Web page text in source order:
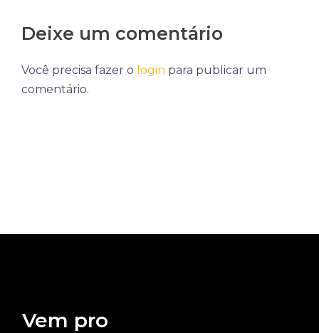
Deixe um comentário
Você precisa fazer o login para publicar um
comentário.
Vem pro